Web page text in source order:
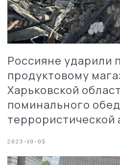
Россияне ударили
продуктовому
Харьковской
поминального
террористической
2023-10-05